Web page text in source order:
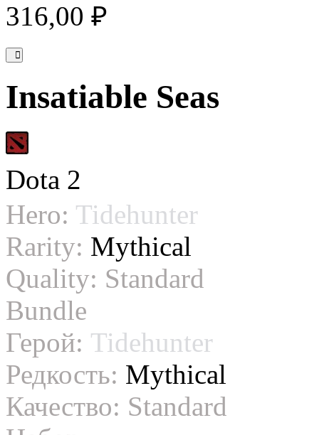
316,00 ₽
Insatiable Seas
Dota 2
Hero: Tidehunter
Rarity: Mythical
Quality: Standard
Bundle
Герой: Tidehunter
Редкость: Mythical
Качество: Standard